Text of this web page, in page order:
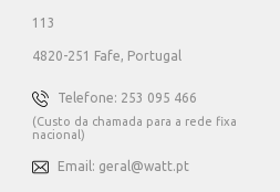
113
4820-251 Fafe, Portugal
Telefone: 253 095 466
(Custo da chamada para a rede fixa
nacional)
Email: geral@watt.pt